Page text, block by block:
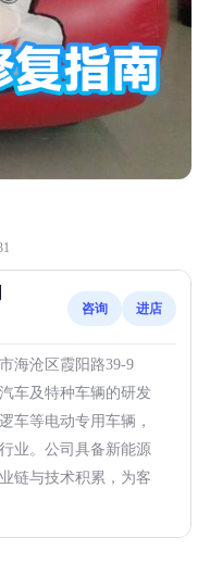
咨询 进店
海沧区霞阳路39-9
车及特种车辆的研发
车等电动专用车辆，
业。公司具备新能源
链与技术积累，为客